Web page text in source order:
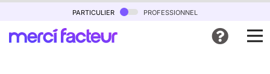
particulier professionnel